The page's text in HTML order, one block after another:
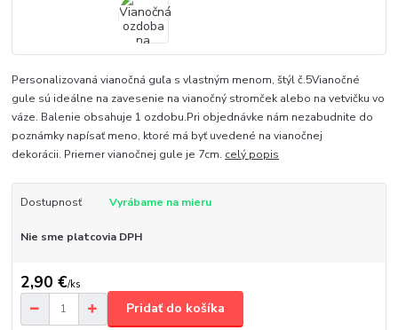
Personalizovaná vianočná guľa s vlastným menom, štýl č.5Vianočné
gule sú ideálne na zavesenie na vianočný stromček alebo na vetvičku vo
váze. Balenie obsahuje 1 ozdobu.Pri objednávke nám nezabudnite do
poznámky napísať meno, ktoré má byť uvedené na vianočnej
dekorácii. Priemer vianočnej gule je 7cm. celý popis
Dostupnosť Vyrábame na mieru
Nie sme platcovia DPH
2,90 €/ks
Pridať do košíka